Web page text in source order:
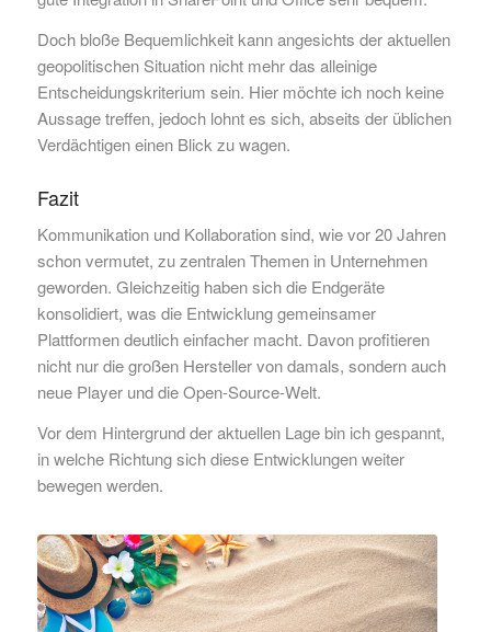
Doch bloße Bequemlichkeit kann angesichts der aktuellen
geopolitischen Situation nicht mehr das alleinige
Entscheidungskriterium sein. Hier möchte ich noch keine
Aussage treffen, jedoch lohnt es sich, abseits der üblichen
Verdächtigen einen Blick zu wagen.
Fazit
Kommunikation und Kollaboration sind, wie vor 20 Jahren
schon vermutet, zu zentralen Themen in Unternehmen
geworden. Gleichzeitig haben sich die Endgeräte
konsolidiert, was die Entwicklung gemeinsamer
Plattformen deutlich einfacher macht. Davon profitieren
nicht nur die großen Hersteller von damals, sondern auch
neue Player und die Open-Source-Welt.
Vor dem Hintergrund der aktuellen Lage bin ich gespannt,
in welche Richtung sich diese Entwicklungen weiter
bewegen werden.